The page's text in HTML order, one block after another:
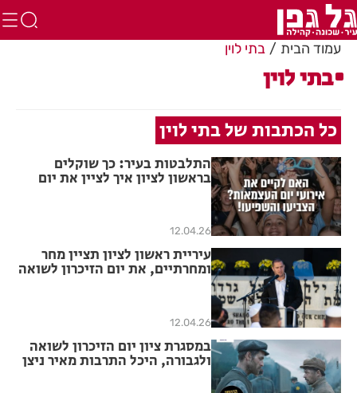
עמוד הבית בתי לוין
בתי לוין
כל הכתבות של בתי לוין
התלבטות בעיר: כך שוקלים
בראשון לציון איך לציין את יום
12.04.26
עיריית ראשון לציון תציין מחר
ומחרתיים, את יום הזיכרון לשואה
12.04.26
במסגרת ציון יום הזיכרון לשואה
ולגבורה, היכל התרבות מאיר ניצן
ראשון לציון מזמין אתכם להקרנת